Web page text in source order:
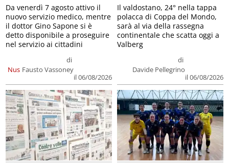
Nus
di
Fausto Vassoney
il 06/08/2026
Da venerdì 7 agosto attivo il
nuovo servizio medico, mentre
il dottor Gino Sapone si è
detto disponibile a proseguire
nel servizio ai cittadini
di
Davide Pellegrino
il 06/08/2026
Il valdostano, 24° nella tappa
polacca di Coppa del Mondo,
sarà al via della rassegna
continentale che scatta oggi a
Valberg